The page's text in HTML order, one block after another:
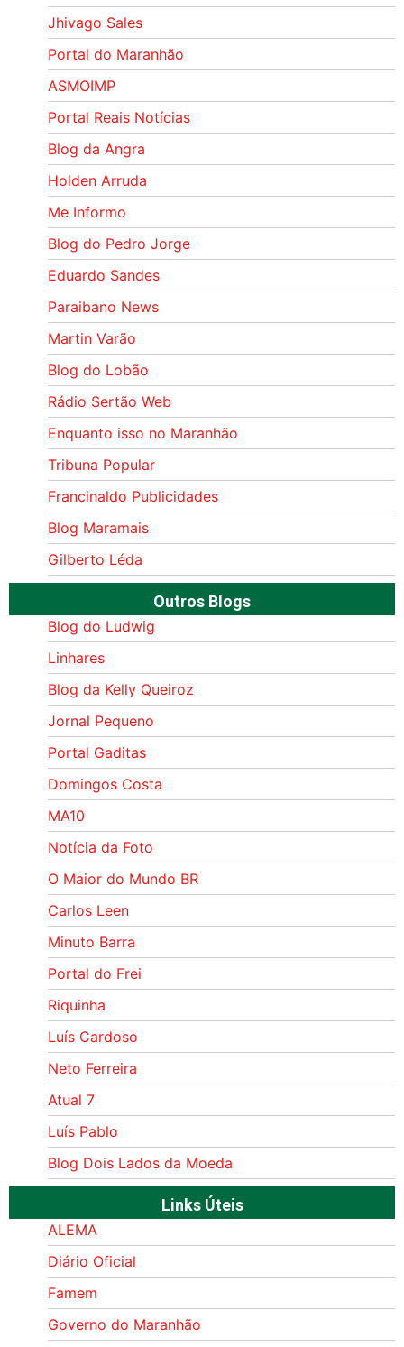
Jhivago Sales
Portal do Maranhão
ASMOIMP
Portal Reais Notí­cias
Blog da Angra
Holden Arruda
Me Informo
Blog do Pedro Jorge
Eduardo Sandes
Paraibano News
Martin Varão
Blog do Lobão
Rádio Sertão Web
Enquanto isso no Maranhão
Tribuna Popular
Francinaldo Publicidades
Blog Maramais
Gilberto Léda
Outros Blogs
Blog do Ludwig
Linhares
Blog da Kelly Queiroz
Jornal Pequeno
Portal Gaditas
Domingos Costa
MA10
Notícia da Foto
O Maior do Mundo BR
Carlos Leen
Minuto Barra
Portal do Frei
Riquinha
Luís Cardoso
Neto Ferreira
Atual 7
Luís Pablo
Blog Dois Lados da Moeda
Links Úteis
ALEMA
Diário Oficial
Famem
Governo do Maranhão